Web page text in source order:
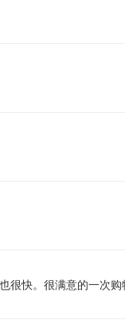
快。很满意的一次购